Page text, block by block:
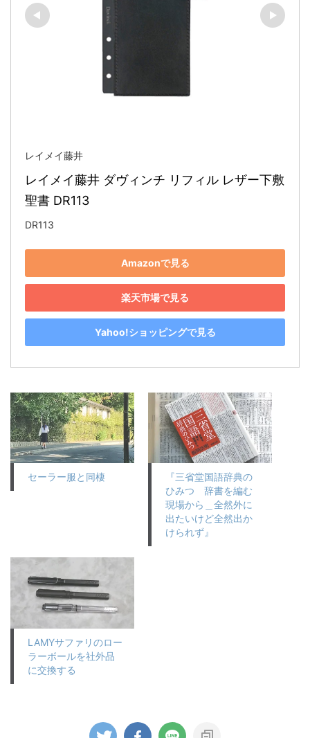
レイメイ藤井
レイメイ藤井 ダヴィンチ リフィル レザー下敷
聖書 DR113
DR113
Amazonで見る
楽天市場で見る
Yahoo!ショッピングで見る
セーラー服と同棲
『三省堂国語辞典の
ひみつ 辞書を編む
現場から＿全然外に
出たいけど全然出か
けられず』
LAMYサファリのロー
ラーボールを社外品
に交換する